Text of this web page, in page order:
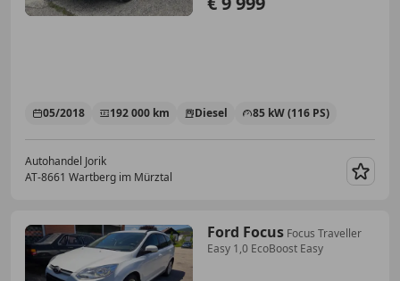
05/2018 192 000 km Diesel 85 kW (116 PS)
Autohandel Jorik
AT-8661 Wartberg im Mürztal
Ford Focus Focus Traveller
Easy 1,0 EcoBoost Easy